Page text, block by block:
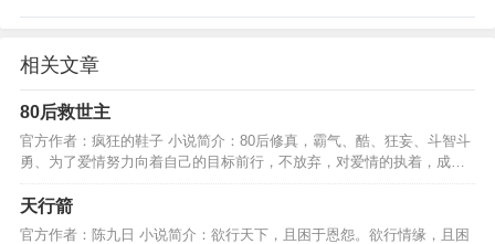
相关文章
80后救世主
官方作者：疯狂的鞋子 小说简介：80后修真，霸气、酷、狂妄、斗智斗
勇、为了爱情努力向着自己的目标前行，不放弃，对爱情的执着，成为
强者的梦想，80后酷！…
天行箭
官方作者：陈九日 小说简介：欲行天下，且困于恩怨。欲行情缘，且困